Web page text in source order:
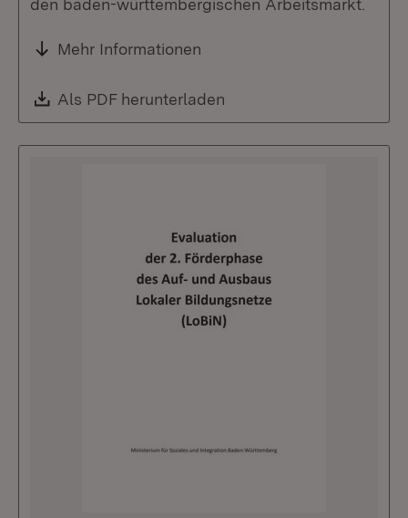
den baden-württembergischen Arbeitsmarkt.
Mehr Informationen
Download:
Als PDF herunterladen